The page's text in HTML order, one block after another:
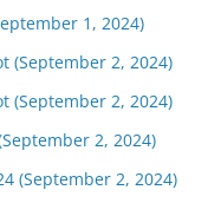
1, 2024)
(September 2, 2024)
(September 2, 2024)
2, 2024)
(September 2, 2024)